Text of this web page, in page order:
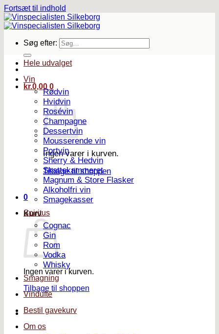
Fortsæt til indhold
Søg efter:
kr.0,00 0
Ingen varer i kurven.
Tilbage til shoppen
0
Kurv
Ingen varer i kurven.
Tilbage til shoppen
Hele udvalget
Vin
Rødvin
Hvidvin
Rosévin
Champagne
Dessertvin
Mousserende vin
Portvin
Sherry & Hedvin
Skattekammeret
Magnum & Store Flasker
Alkoholfri vin
Smagekasser
Spiritus
Cognac
Gin
Rom
Vodka
Whisky
Smagning
Vindufte
Bestil gavekurv
Om os